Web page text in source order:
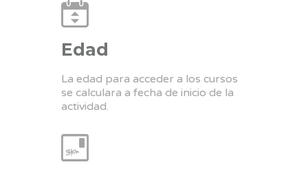
Edad
La edad para acceder a los cursos
se calculara a fecha de inicio de la
actividad.